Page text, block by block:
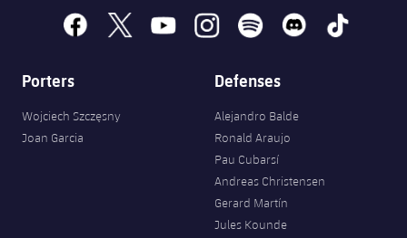
facebook
x youtubeinstagramspotify discord tiktok
Porters
Wojciech Szczęsny
Joan Garcia
Defenses
Alejandro Balde
Ronald Araujo
Pau Cubarsí
Andreas Christensen
Gerard Martín
Jules Kounde